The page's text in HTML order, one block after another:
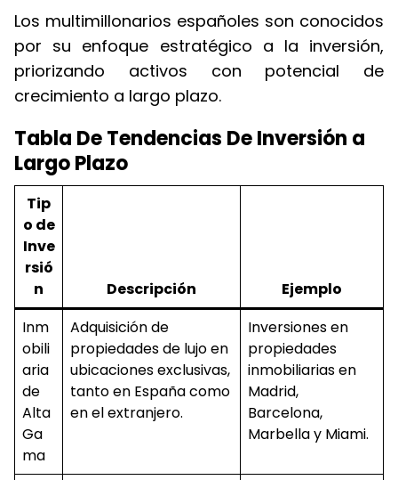
Los multimillonarios españoles son conocidos
por su enfoque estratégico a la inversión,
priorizando activos con potencial de
crecimiento a largo plazo.
Tabla De Tendencias De Inversión a
Largo Plazo
Tip
o de
Inve
rsió
n
Descripción
Ejemplo
Inm
obili
aria
de
Alta
Ga
ma
Adquisición de
propiedades de lujo en
ubicaciones exclusivas,
tanto en España como
en el extranjero.
Inversiones en
propiedades
inmobiliarias en
Madrid,
Barcelona,
Marbella y Miami.